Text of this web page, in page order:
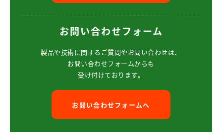
お問い合わせフォーム
製品や技術に関するご質問やお問い合わせは、
お問い合わせフォームからも
受け付けております。
お問い合わせフォームへ